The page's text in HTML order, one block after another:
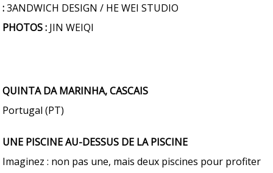
:3ANDWICH DESIGN / HE WEI STUDIO
PHOTOS : JIN WEIQI
QUINTA DA MARINHA, CASCAIS
Portugal (PT)
UNE PISCINE AU-DESSUS DE LA PISCINE
Imaginez : non pas une, mais deux piscines pour profiter